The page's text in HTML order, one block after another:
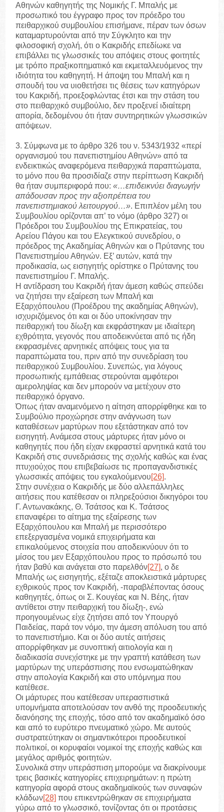
Αθηνών καθηγητής της Νομικής Γ. Μπαλής με
προσωπικό του έγγραφο προς τον πρόεδρο του
πειθαρχικού συμβουλίου επισήμανε, πέραν των όσων
καταμαρτυρούνται από την Σύγκλητο και την
φιλοσοφική σχολή, ότι ο Κακριδής επεδίωκε να
επιβάλλει τις γλωσσικές του απόψεις στους φοιτητές
με τρόπο πραξικοπηματικό και εκμεταλλευόμενος την
ιδιότητα του καθηγητή. Η άποψη του Μπαλή και η
σπουδή του να υιοθετήσει τις θέσεις των κατηγόρων
του Κακριδή, προεξοφλώντας έτσι και την στάση του
στο πειθαρχικό συμβούλιο, δεν προξενεί ιδιαίτερη
απορία, δεδομένου ότι ήταν συντηρητικών γλωσσικών
απόψεων.
3. Σύμφωνα με το άρθρο 326 του ν. 5343/1932 «περί
οργανισμού του πανεπιστημίου Αθηνών» από τα
ενδεικτικώς αναφερόμενα πειθαρχικά παραπτώματα,
το μόνο που θα προσιδίαζε στην περίπτωση Κακριδή
θα ήταν συμπεριφορά που:«…επιδεικνύει διαγωγήν
απάδουσαν προς την αξιοπρέπεια του
πανεπιστημιακού λειτουργού…». Επιπλέον μέλη του
Συμβουλίου ορίζονται απ’ το νόμο (άρθρο 327) οι
Πρόεδροι του Συμβουλίου της Επικρατείας, του
Αρείου Πάγου και του Ελεγκτικού συνεδρίου, ο
πρόεδρος της Ακαδημίας Αθηνών και ο Πρύτανης του
Πανεπιστημίου Αθηνών. Εξ’ αυτών, κατά την
προδικασία, ως εισηγητής ορίστηκε ο Πρύτανης του
πανεπιστημίου Γ. Μπαλής.
Η αντίδραση του Κακριδή ήταν άμεση καθώς σπεύδει
να ζητήσει την εξαίρεση των Μπαλή και
Εξαρχόπουλου (Προέδρου της ακαδημίας Αθηνών),
ισχυριζόμενος ότι και οι δύο υποκίνησαν την
πειθαρχική του δίωξη και εκφράστηκαν με ιδιαίτερη
εχθρότητα, γεγονός που αποδεικνύεται από τις ήδη
εκφρασμένες αρνητικές απόψεις τους για τα
παραπτώματα του, πριν από την συνεδρίαση του
πειθαρχικού Συμβουλίου. Συνεπώς, για λόγους
προσωπικής εμπάθειας στερούνται αμφότεροι
αμεροληψίας και δεν μπορούν να μετέχουν στο
πειθαρχικό όργανο.
Όπως ήταν αναμενόμενο η αίτηση απορρίφθηκε και το
Συμβούλιο προχώρησε στην ανάγνωση των
καταθέσεων μαρτύρων που εξετάστηκαν από τον
εισηγητή. Ανάμεσα στους μάρτυρες ήταν μόνο οι
καθηγητές που ήδη είχαν εκφραστεί αρνητικά κατά του
Κακριδή στις συνεδριάσεις της σχολής καθώς και ένας
πτυχιούχος που επιβεβαίωσε τις προπαγανδιστικές
γλωσσικές απόψεις του εγκαλούμενου[26].
Στην συνέχεια ο Κακριδής με δύο αλλεπάλληλες
αιτήσεις που κατέθεσαν οι πληρεξούσιοι δικηγόροι του
Γ. Αντωνακάκης, Θ. Τσάτσος και Κ. Τσάτσος
επαναφέρει το αίτημα της εξαίρεσης των
Εξαρχόπουλου και Μπαλή με περισσότερο
επεξεργασμένα νομικά επιχειρήματα και
επικαλούμενος στοιχεία που αποδεικνύουν ότι το
μίσος του μεν Εξαρχόπουλου προς το πρόσωπό του
ήταν βαθύ και ανάγεται στο παρελθόν[27], ο δε
Μπαλής ως εισηγητής, εξέταζε αποκλειστικά μάρτυρες
εχθρικούς προς τον Κακριδή, -παραβλέποντας όσους
καθηγητές, όπως οι Σ. Κουγέας και Ν. Βέης, ήταν
αντίθετοι στην πειθαρχική του δίωξη-, ενώ
προηγουμένως είχε ζητήσει από τον Υπουργό
Παιδείας, παρά τον νόμο, την άμεση απόλυση του από
το πανεπιστήμιο. Και οι δύο αυτές αιτήσεις
απορρίφθηκαν με συνοπτική αιτιολογία και η
διαδικασία συνεχίστηκε με την γραπτή κατάθεση των
μαρτύρων της υπεράσπισης που ενσωματώθηκαν
στην απολογία Κακριδή και στο υπόμνημα που
κατέθεσε.
Οι μάρτυρες που κατέθεσαν υπερασπιστικά
υπομνήματα αποτελούσαν τον ανθό της προοδευτικής
διανόησης της εποχής, τόσο από τον ακαδημαϊκό όσο
και από το ευρύτερο πνευματικό χώρο. Με αυτούς
συστρατεύτηκαν οι σημαντικότεροι προοδευτικοί
πολιτικοί, οι κορυφαίοι νομικοί της εποχής καθώς και
μεγάλος αριθμός φοιτητών.
Συνολικά στην υπεράσπιση μπορούμε να διακρίνουμε
τρεις βασικές κατηγορίες επιχειρημάτων: η πρώτη
κατηγορία αφορά στους ακαδημαϊκούς των συναφών
κλάδων[28] που επικεντρώθηκαν σε επιχειρήματα
γύρω από το γλωσσικό, τονίζοντας ότι οι προτάσεις